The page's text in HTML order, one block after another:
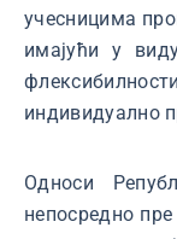
учесницима
имајући у
индивидуално
Односи
непосредно